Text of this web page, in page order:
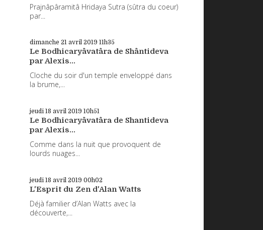
Prajnâpâramitâ Hridaya Sutra (sûtra du coeur)
par...
dimanche 21 avril 2019 11h35
Le Bodhicaryâvatâra de Shântideva
par Alexis...
Cloche du soir d'un temple enveloppé dans
la brume,...
jeudi 18 avril 2019 10h51
Le Bodhicaryâvatâra de Shantideva
par Alexis...
Comme dans la nuit que provoquent de
lourds nuages...
jeudi 18 avril 2019 00h02
L'Esprit du Zen d'Alan Watts
Déjà familier d’Alan Watts avec la
découverte,...